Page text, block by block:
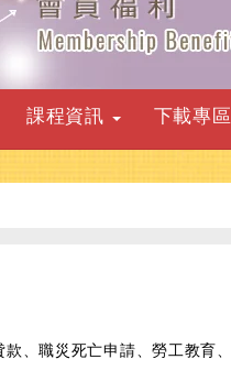
課程資訊 下載專區
、職災死亡申請、勞工教育